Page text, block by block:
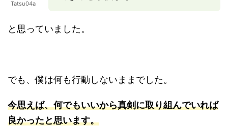
Tatsu04a
と思っていました。
でも、僕は何も行動しないままでした。
今思えば、何でもいいから真剣に取り組んでいれば
良かったと思います。